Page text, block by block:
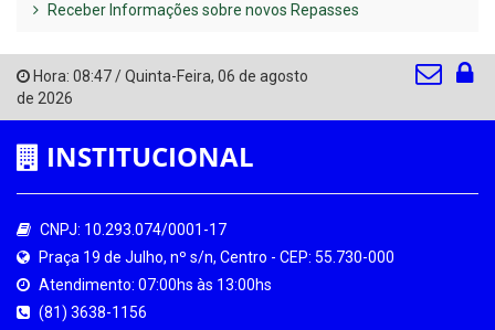
Receber Informações sobre novos Repasses
Hora: 08:47/Quinta-Feira, 06 de agosto
de 2026
INSTITUCIONAL
CNPJ: 10.293.074/0001-17
Praça 19 de Julho, nº s/n, Centro - CEP: 55.730-000
Atendimento: 07:00hs às 13:00hs
(81) 3638-1156